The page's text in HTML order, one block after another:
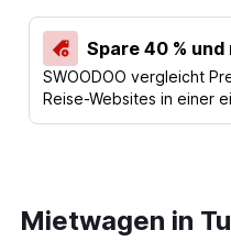
Spare 40 % und
SWOODOO vergleicht
Reise-Websites in einer
Mietwagen in